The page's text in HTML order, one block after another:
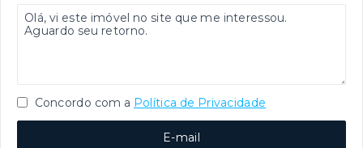
Concordo com a Política de Privacidade
E-mail